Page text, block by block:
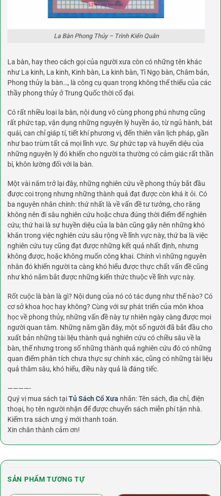
La Bàn Phong Thủy – Trình Kiến Quân
La bàn, hay theo cách gọi của người xưa còn có những tên khác
như La kinh, La kinh, Kinh bàn, La kinh bàn, Tì Ngọ bàn, Châm bản,
Phong thủy la bàn…, là công cụ quan trọng không thể thiếu của các
thầy phong thủy ở Trung Quốc thời cổ đại.
Có rất nhiều loại la bàn, nội dung vô cùng phong phú nhưng cũng
rất phức tạp, vận dụng những nguyên lý huyền ảo, từ ngủ hành, bát
quái, can chỉ giáp tí, tiết khí phương vị, đến thiên văn lịch pháp, gần
như bao trùm tất cả mọi lĩnh vực. Sự phức tạp và huyển diệu của
những nguyên lý đó khiến cho người ta thường có cảm giác rất thần
bí, khôn lường đối với la bàn.
Một vài năm trở lại đây, những nghiên cứu về phong thủy bắt đầu
được coi trọng nhưng những thành quả đạt được còn khá ít ỏi. Có
ba nguyên nhân chính: thứ nhất là về vấn đề tư tưởng, cho răng
không nên đi sâu nghiên cứu hoặc chưa đúng thời điểm để nghiên
cứu; thứ hai là sự huyền diệu của la bàn cũng gây nên những khó
khăn trong việc nghiên cứu sâu rộng về lĩnh vực này, thứ ba là việc
nghiên cứu tuy cũng đạt được những kết quả nhất định, nhưng
không được, hoặc không muốn công khai. Chính vì những nguyên
nhân đó khiến người ta càng khó hiểu được thực chất vấn đề cũng
như khó nắm bắt được những kiến thức thuộc về lĩnh vực này.
Rốt cuộc là bàn là gì? Nội dung của nó có tác dụng như thế nào? Có
cơ sở khoa học hay không? Cùng với sự phát triển của môn khoa
học về phong thủy, những vấn đề này tự nhiên ngày càng được mọi
người quan tâm. Những năm gần đây, một số người đã bắt đầu cho
xuất bản những tài liệu thành quả nghiên cứu có chiều sâu về la
bàn, thế nhưng trong số những thành quả nghiên cứu đó có những
quan điểm phân tích chưa thực sự chính xác, cũng có những tài liệu
quả thâm sâu, khó hiểu, điều này quả là đáng tiếc.
————-
Quý vị mua sách tạiTủ Sách Cổ Xưa nhắn: Tên sách, địa chỉ, điện
thoại, họ tên người nhận để được chuyển sách miễn phí tận nhà.
Kiểm tra sách ưng ý mới thanh toán.
Xin chân thành cảm ơn!
SẢN PHẨM TƯƠNG TỰ